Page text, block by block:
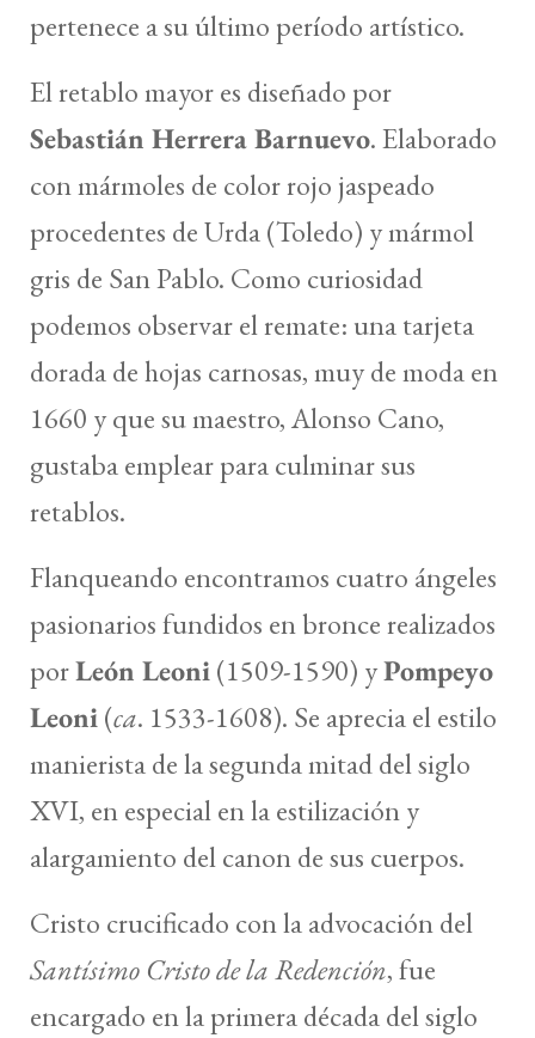
pertenece a su último período artístico.
El retablo mayor es diseñado por
Sebastián Herrera Barnuevo. Elaborado
con mármoles de color rojo jaspeado
procedentes de Urda (Toledo) y mármol
gris de San Pablo. Como curiosidad
podemos observar el remate: una tarjeta
dorada de hojas carnosas, muy de moda en
1660 y que su maestro, Alonso Cano,
gustaba emplear para culminar sus
retablos.
Flanqueando encontramos cuatro ángeles
pasionarios fundidos en bronce realizados
porLeón Leoni(1509-1590) yPompeyo
Leoni(ca. 1533-1608). Se aprecia el estilo
manierista de la segunda mitad del siglo
XVI, en especial en la estilización y
alargamiento del canon de sus cuerpos.
Cristo crucificado con la advocación del
Santísimo Cristo de la Redención, fue
encargado en la primera década del siglo